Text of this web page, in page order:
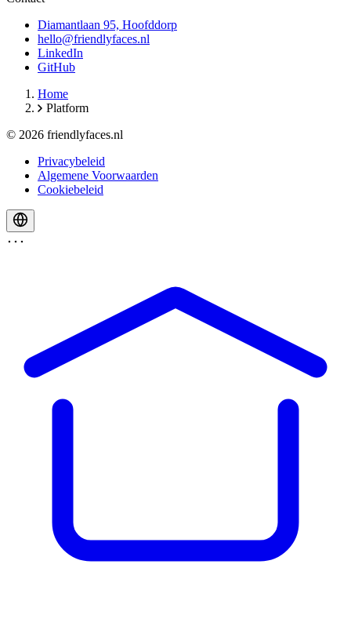
Diamantlaan 95, Hoofddorp
hello@friendlyfaces.nl
LinkedIn
GitHub
Home
Platform
© 2026 friendlyfaces.nl
Privacybeleid
Algemene Voorwaarden
Cookiebeleid